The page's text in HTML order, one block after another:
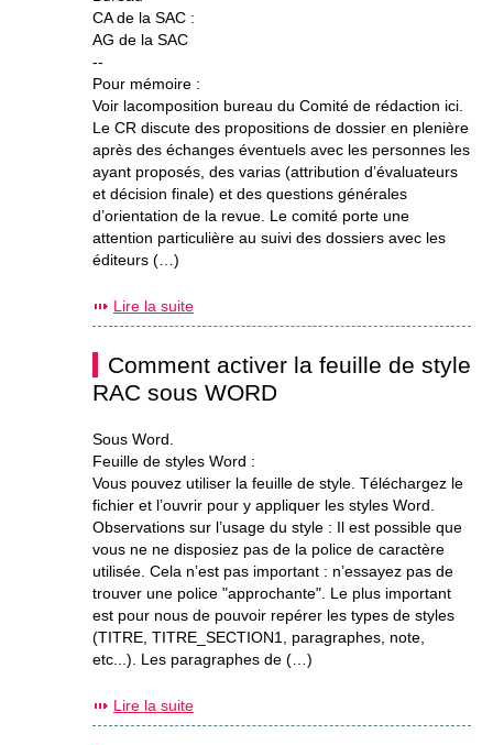
CA de la SAC :
AG de la SAC
--
Pour mémoire :
Voir lacomposition bureau du Comité de rédaction ici.
Le CR discute des propositions de dossier en plenière
après des échanges éventuels avec les personnes les
ayant proposés, des varias (attribution d’évaluateurs
et décision finale) et des questions générales
d’orientation de la revue. Le comité porte une
attention particulière au suivi des dossiers avec les
éditeurs (…)
Lire la suite
Comment activer la feuille de style
RAC sous WORD
Sous Word.
Feuille de styles Word :
Vous pouvez utiliser la feuille de style. Téléchargez le
fichier et l’ouvrir pour y appliquer les styles Word.
Observations sur l’usage du style : Il est possible que
vous ne ne disposiez pas de la police de caractère
utilisée. Cela n’est pas important : n’essayez pas de
trouver une police "approchante". Le plus important
est pour nous de pouvoir repérer les types de styles
(TITRE, TITRE_SECTION1, paragraphes, note,
etc...). Les paragraphes de (…)
Lire la suite